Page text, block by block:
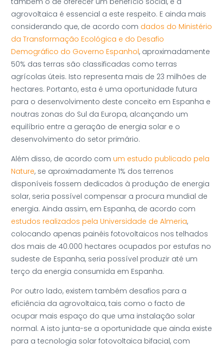
agrovoltaica é essencial a este respeito. E ainda mais
considerando que, de acordo com dados do Ministério
da Transformação Ecológica e do Desafio
Demográfico do Governo Espanhol, aproximadamente
50% das terras são classificadas como terras
agrícolas úteis. Isto representa mais de 23 milhões de
hectares. Portanto, esta é uma oportunidade futura
para o desenvolvimento deste conceito em Espanha e
noutras zonas do Sul da Europa, alcançando um
equilíbrio entre a geração de energia solar e o
desenvolvimento do setor primário.
Além disso, de acordo com um estudo publicado pela
Nature, se aproximadamente 1% dos terrenos
disponíveis fossem dedicados à produção de energia
solar, seria possível compensar a procura mundial de
energia. Ainda assim, em Espanha, de acordo com
estudos realizados pela Universidade de Almeria,
colocando apenas painéis fotovoltaicos nos telhados
dos mais de 40.000 hectares ocupados por estufas no
sudeste de Espanha, seria possível produzir até um
terço da energia consumida em Espanha.
Por outro lado, existem também desafios para a
eficiência da agrovoltaica, tais como o facto de
ocupar mais espaço do que uma instalação solar
normal. A isto junta-se a oportunidade que ainda existe
para a tecnologia solar fotovoltaica bifacial, com